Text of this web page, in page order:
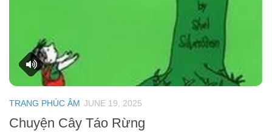
TRANG PHÚC ÂM JUNE 19, 2025
Chuyện Cây Táo Rừng